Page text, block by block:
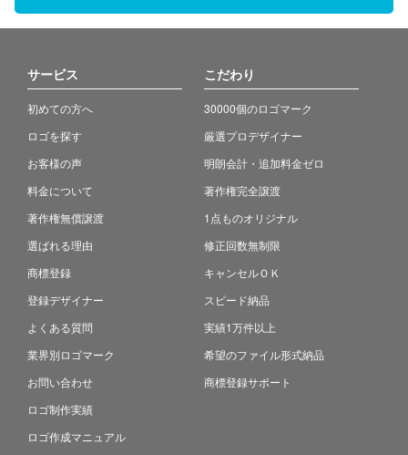
サービス
初めての方へ
ロゴを探す
お客様の声
料金について
著作権無償譲渡
選ばれる理由
商標登録
登録デザイナー
よくある質問
業界別ロゴマーク
お問い合わせ
ロゴ制作実績
ロゴ作成マニュアル
こだわり
30000個のロゴマーク
厳選プロデザイナー
明朗会計・追加料金ゼロ
著作権完全譲渡
1点ものオリジナル
修正回数無制限
キャンセルＯＫ
スピード納品
実績1万件以上
希望のファイル形式納品
商標登録サポート